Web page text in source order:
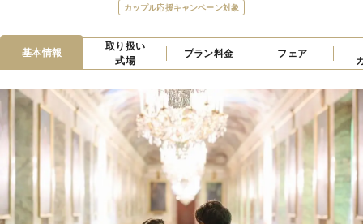
カップル応援キャンペーン対象
基本情報
取り扱い
式場
プラン料金 フェア